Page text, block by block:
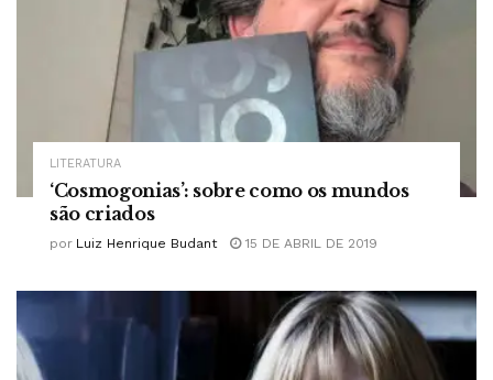
LITERATURA
‘Cosmogonias’: sobre como os mundos
são criados
por Luiz Henrique Budant 15 DE ABRIL DE 2019